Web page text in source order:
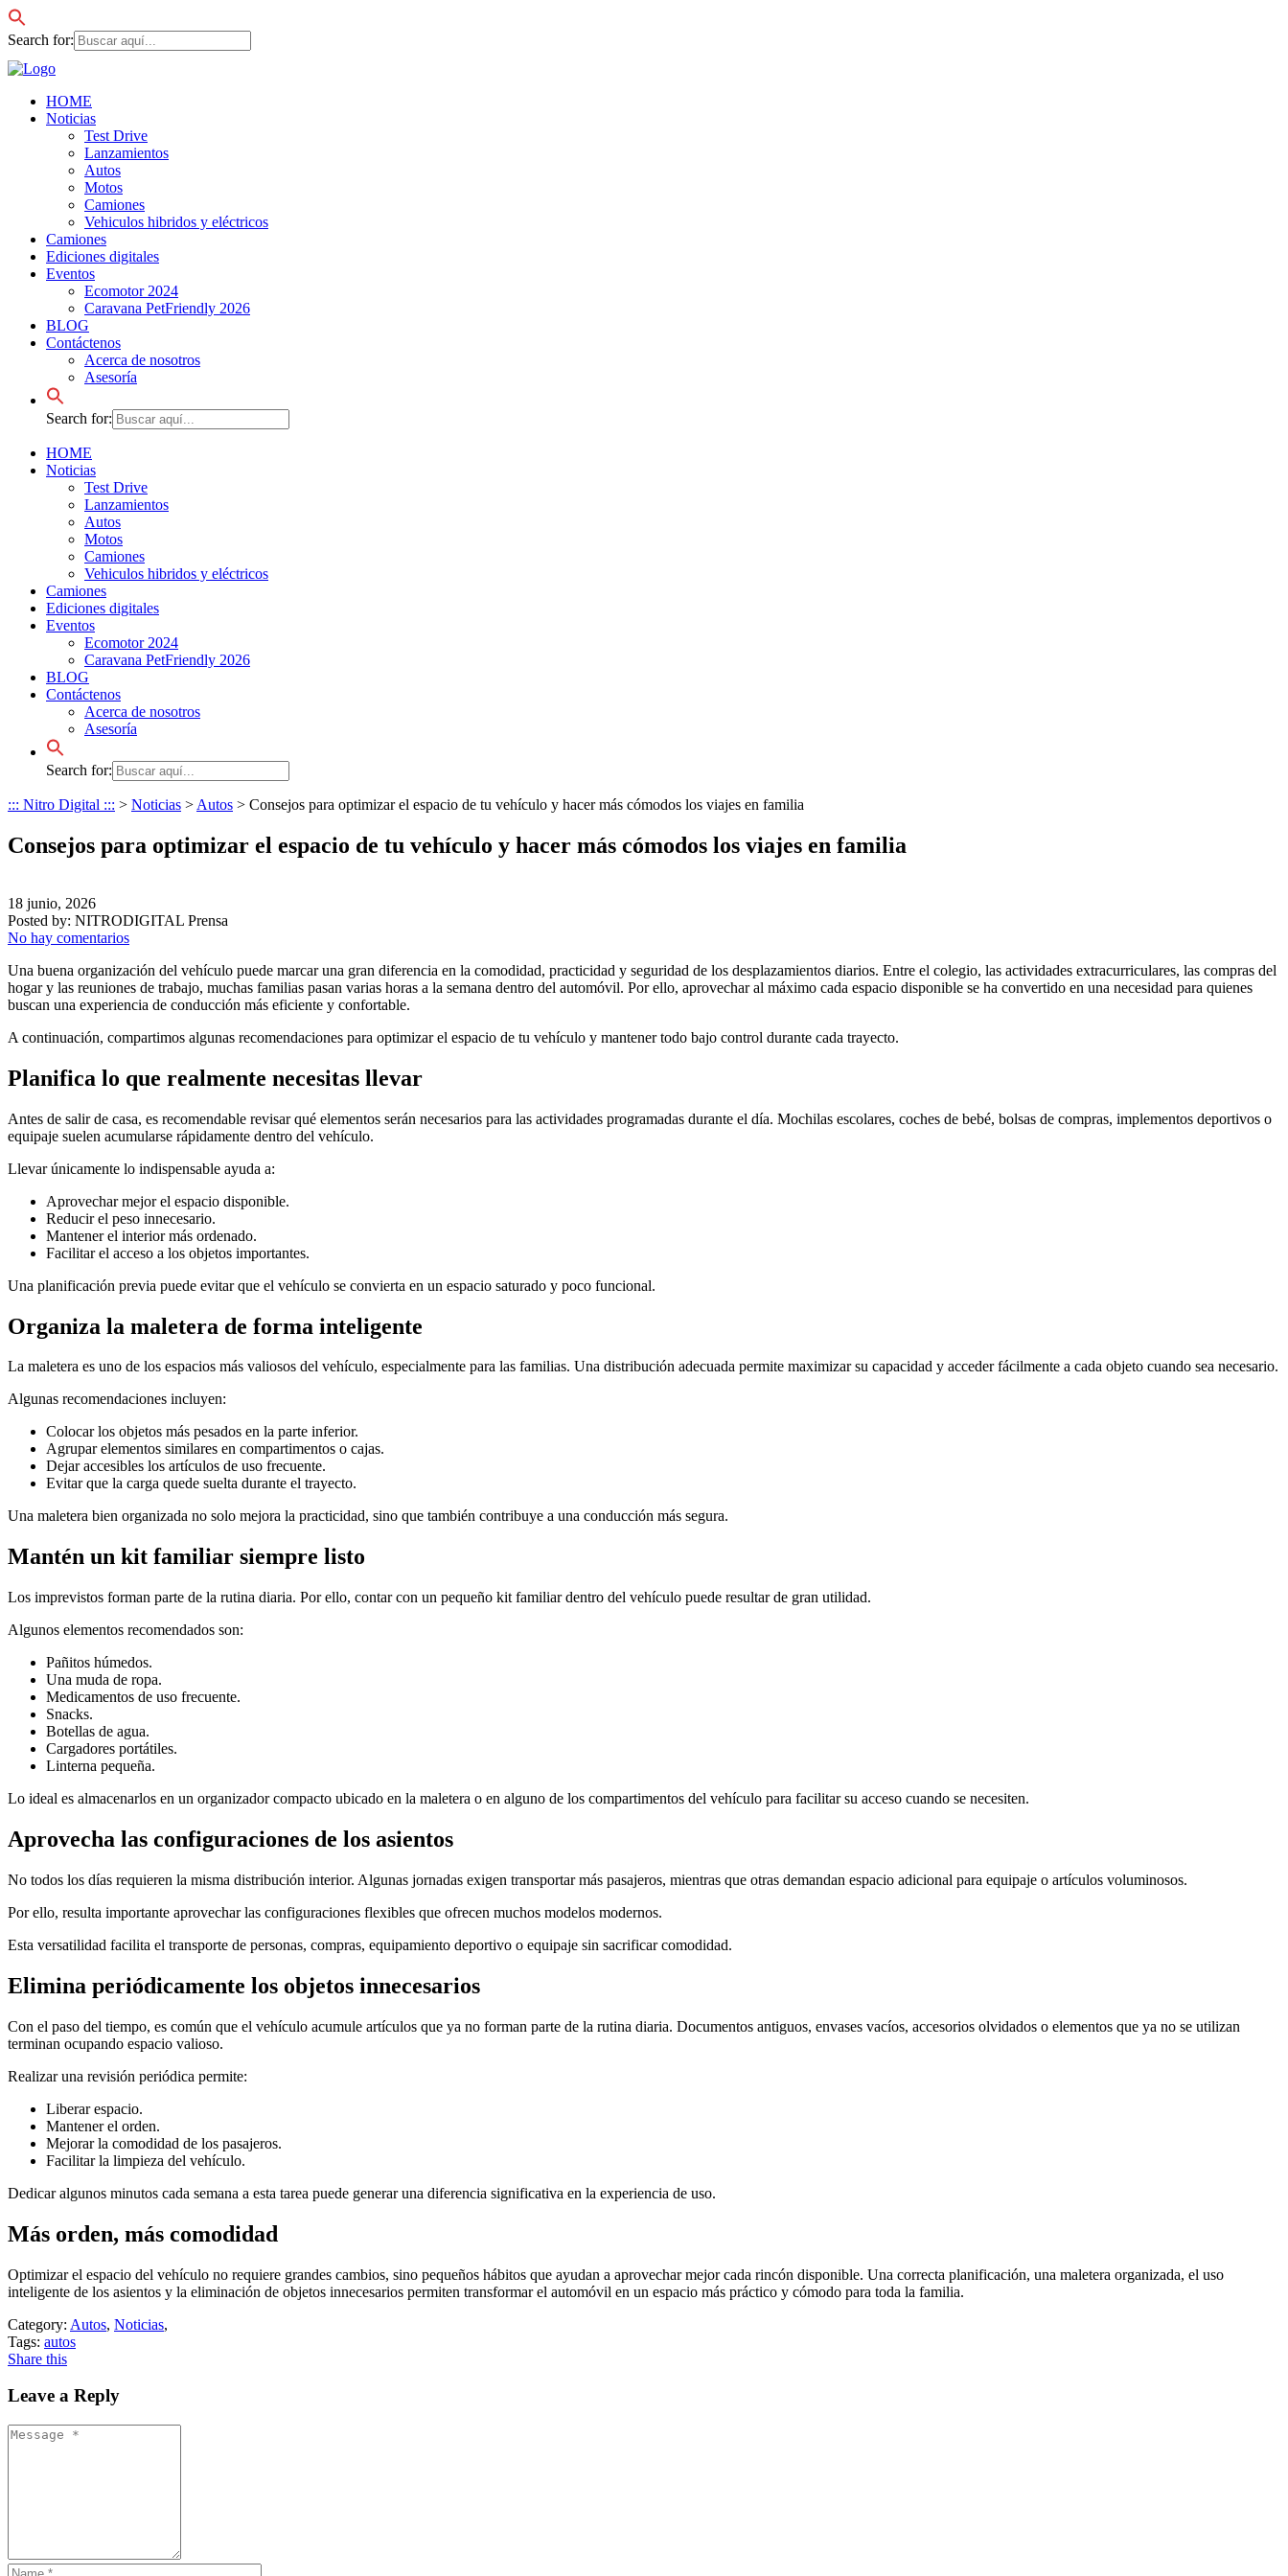
Search for:
HOME
Noticias
Test Drive
Lanzamientos
Autos
Motos
Camiones
Vehiculos hibridos y eléctricos
Camiones
Ediciones digitales
Eventos
Ecomotor 2024
Caravana PetFriendly 2026
BLOG
Contáctenos
Acerca de nosotros
Asesoría
Search for:
HOME
Noticias
Test Drive
Lanzamientos
Autos
Motos
Camiones
Vehiculos hibridos y eléctricos
Camiones
Ediciones digitales
Eventos
Ecomotor 2024
Caravana PetFriendly 2026
BLOG
Contáctenos
Acerca de nosotros
Asesoría
Search for:
::: Nitro Digital ::: > Noticias > Autos > Consejos para optimizar el espacio de tu vehículo y hacer más cómodos los viajes en familia
Consejos para optimizar el espacio de tu vehículo y hacer más cómodos los viajes en familia
18 junio, 2026
Posted by: NITRODIGITAL Prensa
No hay comentarios
Una buena organización del vehículo puede marcar una gran diferencia en la comodidad, practicidad y seguridad de los desplazamientos diarios. Entre el colegio, las actividades extracurriculares, las compras del
hogar y las reuniones de trabajo, muchas familias pasan varias horas a la semana dentro del automóvil. Por ello, aprovechar al máximo cada espacio disponible se ha convertido en una necesidad para quienes
buscan una experiencia de conducción más eficiente y confortable.
A continuación, compartimos algunas recomendaciones para optimizar el espacio de tu vehículo y mantener todo bajo control durante cada trayecto.
Planifica lo que realmente necesitas llevar
Antes de salir de casa, es recomendable revisar qué elementos serán necesarios para las actividades programadas durante el día. Mochilas escolares, coches de bebé, bolsas de compras, implementos deportivos o
equipaje suelen acumularse rápidamente dentro del vehículo.
Llevar únicamente lo indispensable ayuda a:
Aprovechar mejor el espacio disponible.
Reducir el peso innecesario.
Mantener el interior más ordenado.
Facilitar el acceso a los objetos importantes.
Una planificación previa puede evitar que el vehículo se convierta en un espacio saturado y poco funcional.
Organiza la maletera de forma inteligente
La maletera es uno de los espacios más valiosos del vehículo, especialmente para las familias. Una distribución adecuada permite maximizar su capacidad y acceder fácilmente a cada objeto cuando sea necesario.
Algunas recomendaciones incluyen:
Colocar los objetos más pesados en la parte inferior.
Agrupar elementos similares en compartimentos o cajas.
Dejar accesibles los artículos de uso frecuente.
Evitar que la carga quede suelta durante el trayecto.
Una maletera bien organizada no solo mejora la practicidad, sino que también contribuye a una conducción más segura.
Mantén un kit familiar siempre listo
Los imprevistos forman parte de la rutina diaria. Por ello, contar con un pequeño kit familiar dentro del vehículo puede resultar de gran utilidad.
Algunos elementos recomendados son:
Pañitos húmedos.
Una muda de ropa.
Medicamentos de uso frecuente.
Snacks.
Botellas de agua.
Cargadores portátiles.
Linterna pequeña.
Lo ideal es almacenarlos en un organizador compacto ubicado en la maletera o en alguno de los compartimentos del vehículo para facilitar su acceso cuando se necesiten.
Aprovecha las configuraciones de los asientos
No todos los días requieren la misma distribución interior. Algunas jornadas exigen transportar más pasajeros, mientras que otras demandan espacio adicional para equipaje o artículos voluminosos.
Por ello, resulta importante aprovechar las configuraciones flexibles que ofrecen muchos modelos modernos.
Esta versatilidad facilita el transporte de personas, compras, equipamiento deportivo o equipaje sin sacrificar comodidad.
Elimina periódicamente los objetos innecesarios
Con el paso del tiempo, es común que el vehículo acumule artículos que ya no forman parte de la rutina diaria. Documentos antiguos, envases vacíos, accesorios olvidados o elementos que ya no se utilizan
terminan ocupando espacio valioso.
Realizar una revisión periódica permite:
Liberar espacio.
Mantener el orden.
Mejorar la comodidad de los pasajeros.
Facilitar la limpieza del vehículo.
Dedicar algunos minutos cada semana a esta tarea puede generar una diferencia significativa en la experiencia de uso.
Más orden, más comodidad
Optimizar el espacio del vehículo no requiere grandes cambios, sino pequeños hábitos que ayudan a aprovechar mejor cada rincón disponible. Una correcta planificación, una maletera organizada, el uso
inteligente de los asientos y la eliminación de objetos innecesarios permiten transformar el automóvil en un espacio más práctico y cómodo para toda la familia.
Category: Autos, Noticias,
Tags: autos
Share this
Leave a Reply